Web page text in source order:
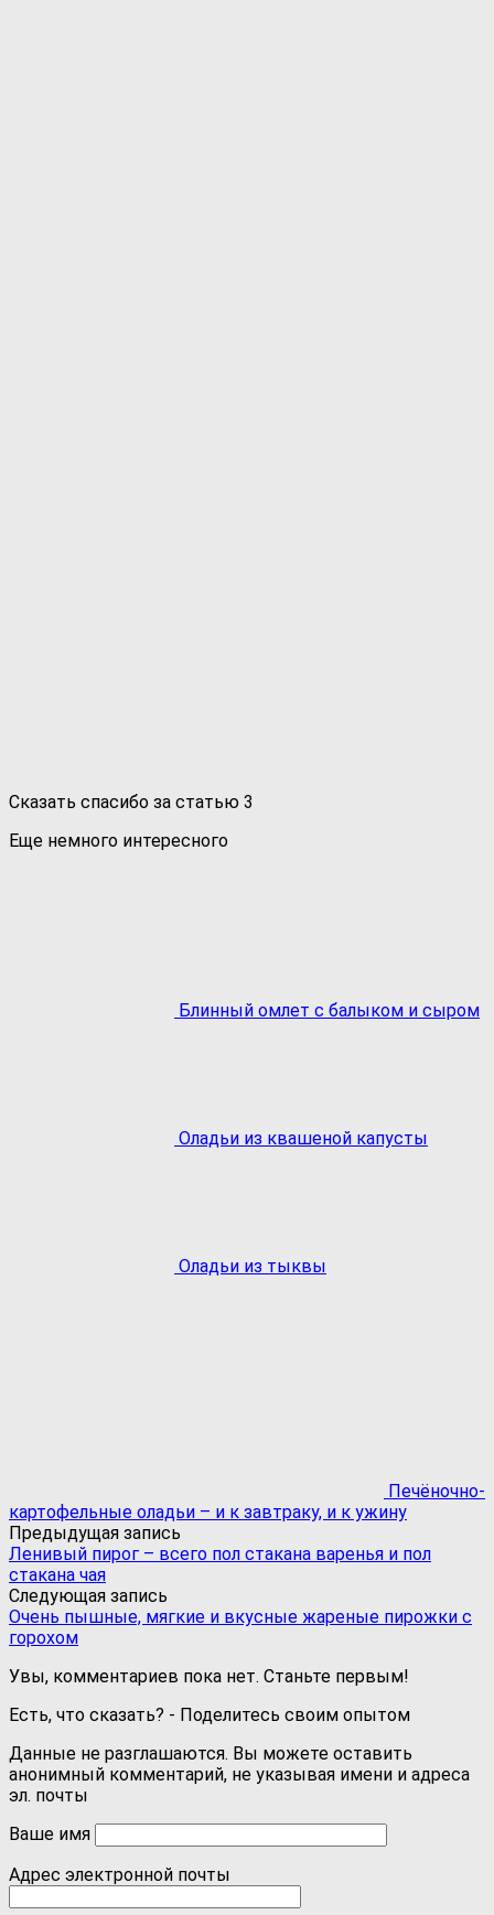
Сказать спасибо за статью 3
Еще немного интересного
Блинный омлет с балыком и сыром
Оладьи из квашеной капусты
Оладьи из тыквы
Печёночно-
картофельные оладьи – и к завтраку, и к ужину
Предыдущая запись
Ленивый пирог – всего пол стакана варенья и пол
стакана чая
Следующая запись
Очень пышные, мягкие и вкусные жареные пирожки с
горохом
Увы, комментариев пока нет. Станьте первым!
Есть, что сказать? - Поделитесь своим опытом
Данные не разглашаются. Вы можете оставить
анонимный комментарий, не указывая имени и адреса
эл. почты
Ваше имя
Адрес электронной почты